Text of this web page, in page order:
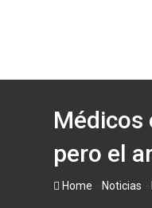
Médicos
pero el
Home Noticias